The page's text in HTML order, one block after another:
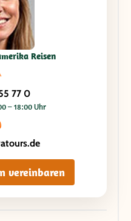
Reisen
77 0
– 18:00 Uhr
vereinbaren